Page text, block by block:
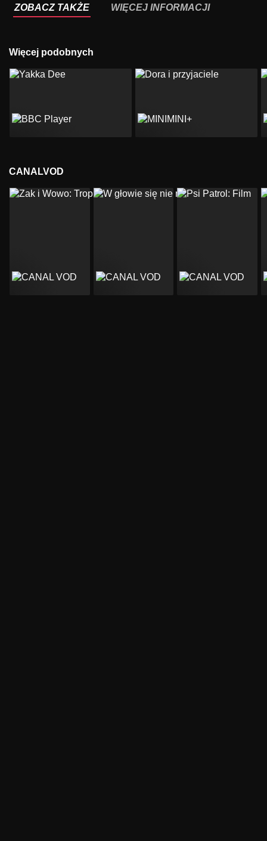
ZOBACZ TAKŻE WIĘCEJ INFORMACJI
Więcej podobnych
CANALVOD